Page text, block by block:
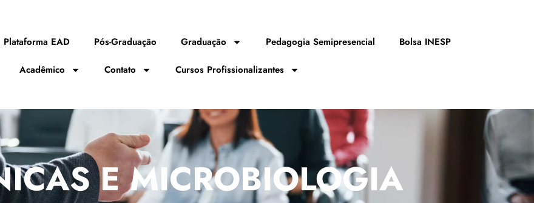
Plataforma EAD Pós-Graduação Graduação Pedagogia Semipresencial Bolsa INESP
Acadêmico Contato Cursos Profissionalizantes
E MICROBIOLOGIA